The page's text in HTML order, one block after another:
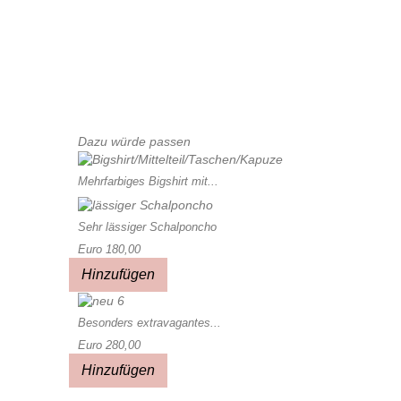
Dazu würde passen
Mehrfarbiges Bigshirt mit...
Sehr lässiger Schalponcho
Euro 180,00
Hinzufügen
Besonders extravagantes...
Euro 280,00
Hinzufügen